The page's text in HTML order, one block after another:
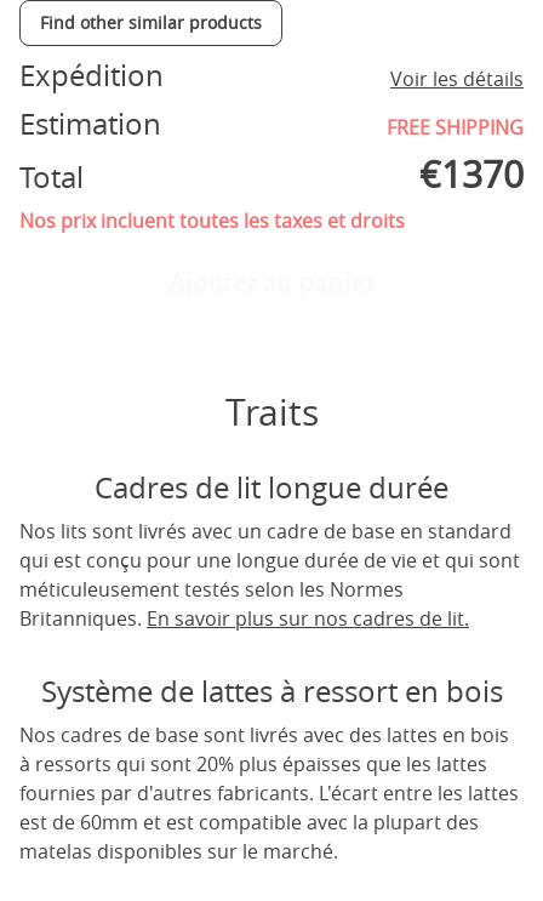
Find other similar products
Expédition Voir les détails
Estimation FREE SHIPPING
Total €1370
Nos prix incluent toutes les taxes et droits
Traits
Cadres de lit longue durée
Nos lits sont livrés avec un cadre de base en standard
qui est conçu pour une longue durée de vie et qui sont
méticuleusement testés selon les Normes
Britanniques. En savoir plus sur nos cadres de lit.
Système de lattes à ressort en bois
Nos cadres de base sont livrés avec des lattes en bois
à ressorts qui sont 20% plus épaisses que les lattes
fournies par d'autres fabricants. L'écart entre les lattes
est de 60mm et est compatible avec la plupart des
matelas disponibles sur le marché.